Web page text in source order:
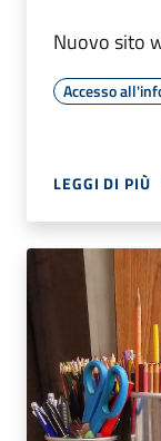
Nuovo sito
Accesso
LEGGI DI PIÙ